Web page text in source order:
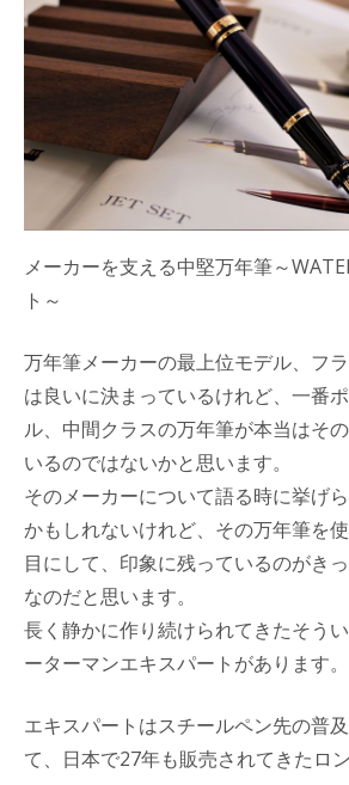
メーカーを支える中堅万年筆～
ト～
万年筆メーカーの最上位モデル、フ
は良いに決まっているけれど、一番
ル、中間クラスの万年筆が本当はそ
いるのではないかと思います。
そのメーカーについて語る時に挙げ
かもしれないけれど、その万年筆を
目にして、印象に残っているのがき
なのだと思います。
長く静かに作り続けられてきたそう
ーターマンエキスパートがあります。
エキスパートはスチールペン先の普
て、日本で27年も販売されてきたロ